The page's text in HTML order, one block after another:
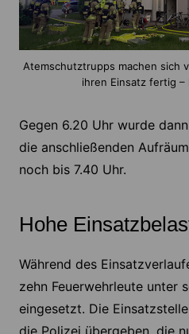
Atemschutztrupps machen sich
ihren Einsatz fertig –
Gegen 6.20 Uhr wurde
die anschließenden
noch bis 7.40 Uhr.
Hohe
Während des
zehn Feuerwehrleute unter
eingesetzt. Die